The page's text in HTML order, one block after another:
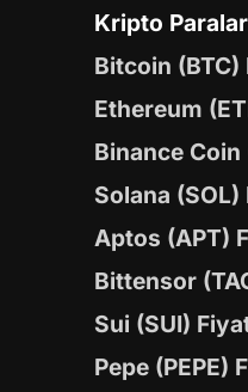
Kripto Paralar
Bitcoin (BTC)
Ethereum
Binance Coin
Solana (SOL)
Aptos (APT)
Bittensor
Sui (SUI)
Pepe (PEPE)